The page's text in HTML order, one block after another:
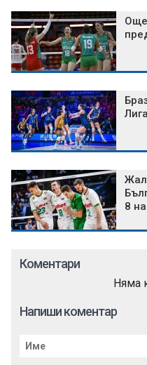
Още
8
Коментари
Няма
Напиши коментар